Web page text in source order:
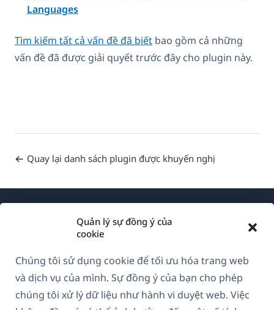
Quản lý sự đồng ý của
cookie
Chúng tôi sử dụng cookie để tối ưu hóa trang web
và dịch vụ của mình. Sự đồng ý của bạn cho phép
chúng tôi xử lý dữ liệu như hành vi duyệt web. Việc
Languages
Tìm kiếm tất cả vấn đề đã biết bao gồm cả những
vấn đề đã được giải quyết trước đây cho plugin này.
Quay lại danh sách plugin được khuyến nghị
GDPR & Chính sách Bảo mật